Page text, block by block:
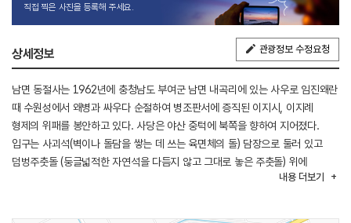
직접 찍은 사진을 등록해 주세요.
상세정보 관광정보 수정요청
남면 동절사는 1962년에 충청남도 부여군 남면 내곡리에 있는 사우로 임진왜란
때 수원성에서 왜병과 싸우다 순절하여 병조판서에 증직된 이지시, 이지례
형제의 위패를 봉안하고 있다. 사당은 야산 중턱에 북쪽을 향하여 지어졌다.
입구는 사괴석(벽이나 돌담을 쌓는 데 쓰는 육면체의 돌) 담장으로 둘러 있고
덤벙주춧돌 (둥글넓적한 자연석을 다듬지 않고 그대로 놓은 주춧돌) 위에
네모기둥을 세워 만든 솟을삼문형의 외삼문이 있다. 외삼문으로 들어서면 정면
후면 1칸에는 우물마루를 깔고 2인의 위패를 안치하고 있다. 지붕은 겹처마
내용 더보기